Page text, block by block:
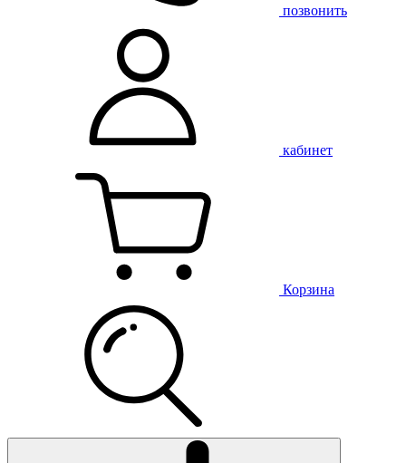
позвонить
кабинет
Корзина